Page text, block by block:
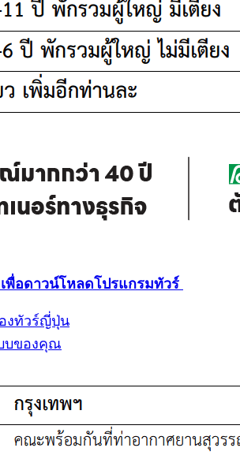
เพื่อดาวน์โหลดโปรแกรมทัวร์